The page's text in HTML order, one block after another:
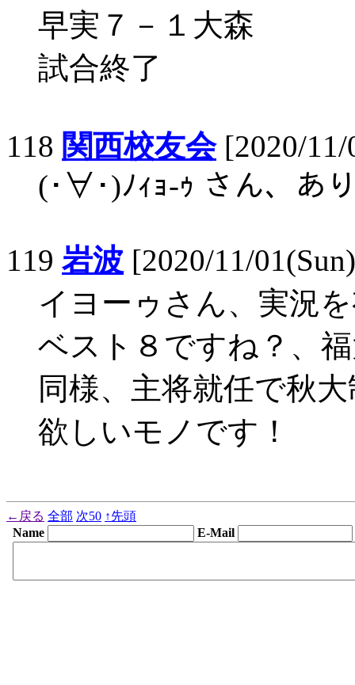
早実７－１大森
試合終了
118 関西校友会[2020/11/
(･∀･)ﾉｨｮ-ｩ さん、あ
119 岩波 [2020/11/
イヨーゥさん、実況
ベスト８ですね？、
同様、主将就任で秋
欲しいモノです！
←戻る 全部 次50 ↑先頭
Name
E-Mail